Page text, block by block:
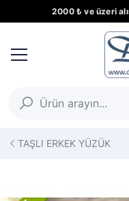
2000 ₺ ve üzeri
TAŞLI ERKEK YÜZÜK